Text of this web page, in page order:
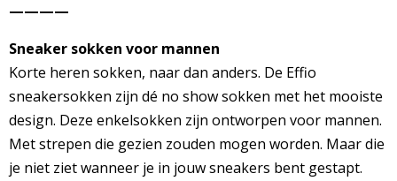
————
Sneaker sokken voor mannen
Korte heren sokken, naar dan anders. De Effio
sneakersokken zijn dé no show sokken met het mooiste
design. Deze enkelsokken zijn ontworpen voor mannen.
Met strepen die gezien zouden mogen worden. Maar die
je niet ziet wanneer je in jouw sneakers bent gestapt.